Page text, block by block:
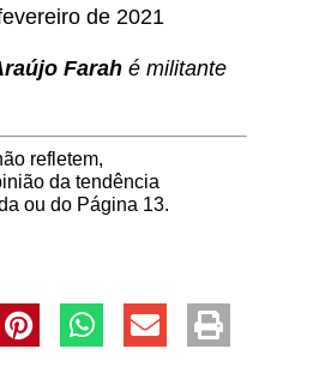
de 2021
Farah é militante
refletem,
da tendência
ou do Página 13.